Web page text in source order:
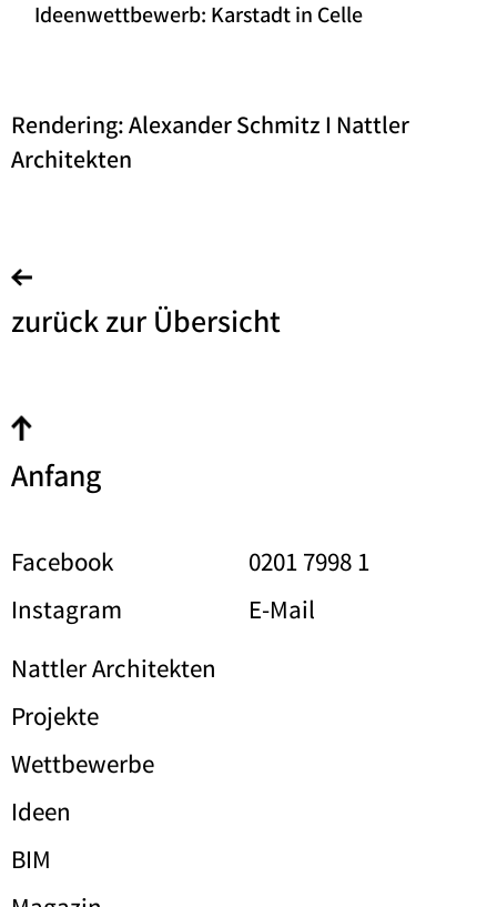
Ideenwettbewerb: Karstadt in Celle
Rendering: Alexander Schmitz I Nattler
Architekten
zurück zur Übersicht
Anfang
Facebook
Instagram
0201 7998 1
E-Mail
Nattler Architekten
Projekte
Wettbewerbe
Ideen
BIM